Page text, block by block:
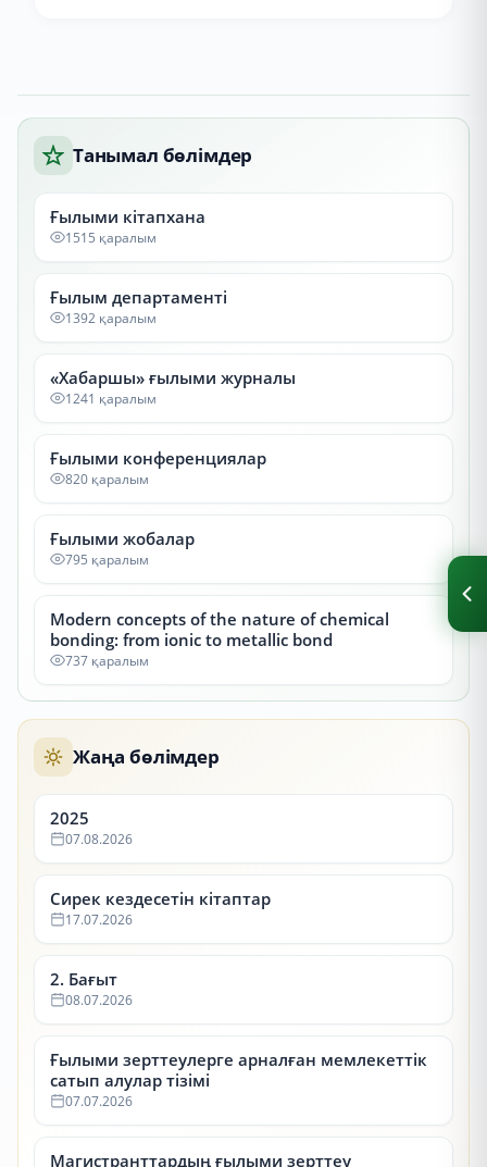
Танымал бөлімдер
Ғылыми кітапхана
1515 қаралым
Ғылым департаменті
1392 қаралым
«Хабаршы» ғылыми журналы
1241 қаралым
Ғылыми конференциялар
820 қаралым
Ғылыми жобалар
795 қаралым
Modern concepts of the nature of chemical
bonding: from ionic to metallic bond
737 қаралым
Жаңа бөлімдер
2025
07.08.2026
Сирек кездесетін кітаптар
17.07.2026
2. Бағыт
08.07.2026
Ғылыми зерттеулерге арналған мемлекеттік
сатып алулар тізімі
07.07.2026
Магистранттардың ғылыми зерттеу